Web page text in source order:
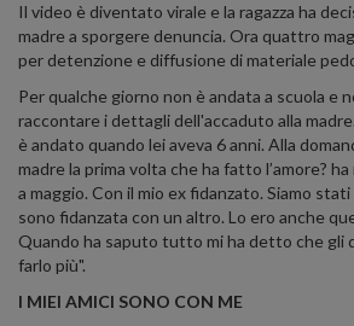
Il video è diventato virale e la ragazza ha
madre a sporgere denuncia. Ora quattro
per detenzione e diffusione di materiale
Per qualche giorno non è andata a scuola e
raccontare i dettagli dell'accaduto alla
è andato quando lei aveva 6 anni. Alla
madre la prima volta che ha fatto l’amore?
a maggio. Con il mio ex fidanzato. Siamo
sono fidanzata con un altro. Lo ero anche
Quando ha saputo tutto mi ha detto che gli
farlo più".
I MIEI AMICI SONO CON ME